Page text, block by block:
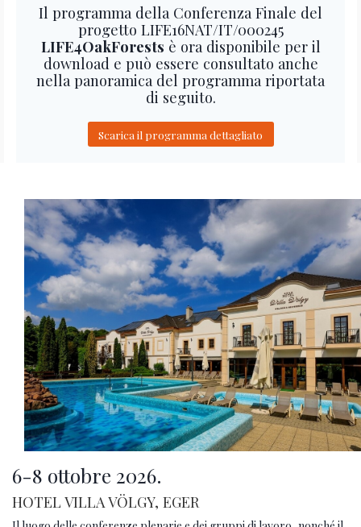
Il programma della Conferenza Finale del
progetto LIFE16NAT/IT/000245
LIFE4OakForests è ora disponibile per il
download e può essere consultato anche
nella panoramica del programma riportata
di seguito.
Scarica il programma dettagliato
6-8 ottobre 2026.
HOTEL VILLA VÖLGY, EGER